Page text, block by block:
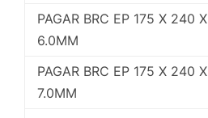
PAGAR BRC EP 175 X 240 X
6.0MM
PAGAR BRC EP 175 X 240 X
7.0MM